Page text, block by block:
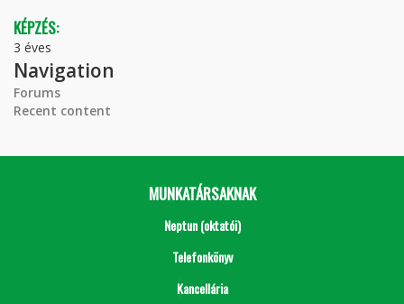
KÉPZÉS:
3 éves
Navigation
Forums
Recent content
MUNKATÁRSAKNAK
Neptun (oktatói)
Telefonkönyv
Kancellária